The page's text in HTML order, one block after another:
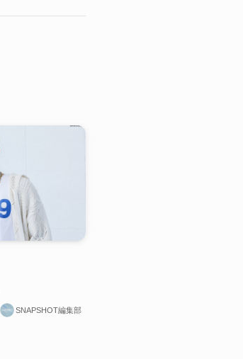
SNAPSHOT編集部